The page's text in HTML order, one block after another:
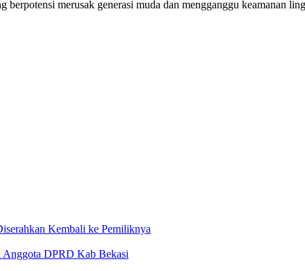
berpotensi merusak generasi muda dan mengganggu keamanan
Kembali ke Pemiliknya
Anggota DPRD Kab Bekasi